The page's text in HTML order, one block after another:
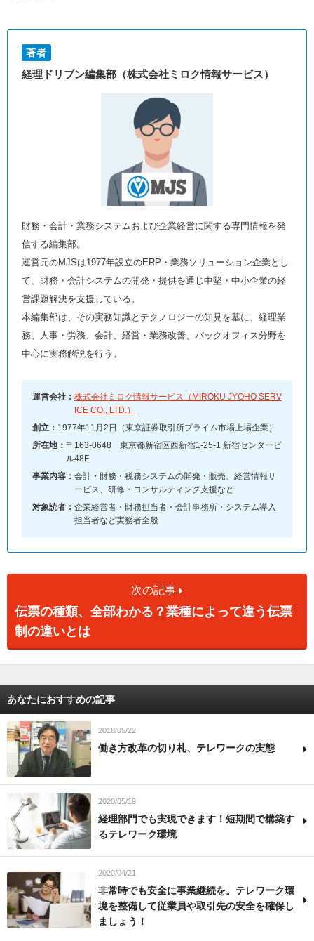
著者
経理ドリブン編集部（株式会社ミロク情報サービス）
財務・会計・業務システムおよび企業経営に関する専門情報を発
信する編集部。
運営元のMJSは1977年設立のERP・業務ソリューション企業とし
て、財務・会計システムの開発・提供を通じ中堅・中小企業の経
営課題解決を支援している。
本編集部は、その実務知識とテクノロジーの知見を基に、経理業
務、人事・労務、会計、経営・業務改善、バックオフィス分野を
中心に実務解説を行う。
運営会社： 株式会社ミロク情報サービス（MIROKU JYOHO SERV
ICE CO., LTD.）
創立： 1977年11月2日（東京証券取引所プライム市場上場企業）
所在地： 〒163-0648 東京都新宿区西新宿1-25-1 新宿センタービ
ル48F
事業内容： 会計・財務・税務システムの開発・販売、経営情報サ
ービス、研修・コンサルティング支援など
対象読者： 企業経営者・財務担当者・会計事務所・システム導入
担当者など実務者全般
次の記事
伝票の種類、全部わかる？業種によって違う伝票
制の違いとは
あなたにおすすめの記事
2018/05/22
働き方改革の切り札、テレワークの実態
2020/05/19
経理部門でも実現できます！短期間で構築す
るテレワーク環境
2020/04/21
非常時でも安全に事業継続を。テレワーク環
境を整備して従業員や取引先の安全を確保し
ましょう！